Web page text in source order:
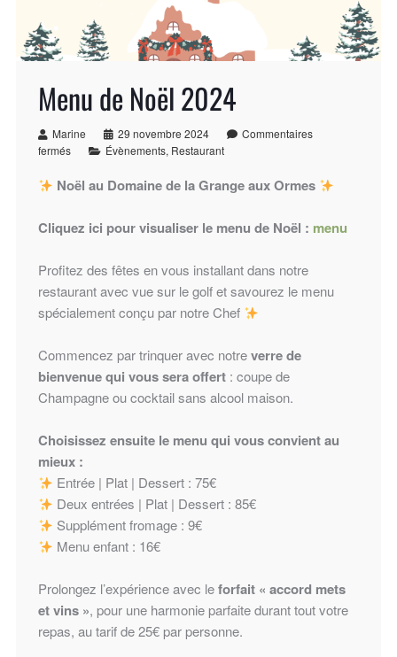
Menu de Noël 2024
Marine 29 novembre 2024
Commentaires
fermés
Évènements, Restaurant
Noël au Domaine de la Grange aux Ormes
Cliquez ici pour visualiser le menu de Noël : menu
Profitez des fêtes en vous installant dans notre
restaurant avec vue sur le golf et savourez le menu
spécialement conçu par notre Chef
Commencez par trinquer avec notreverre de
bienvenue qui vous sera offert: coupe de
Champagne ou cocktail sans alcool maison.
Choisissez ensuite le menu qui vous convient au
mieux :
Entrée | Plat | Dessert : 75€
Deux entrées | Plat | Dessert : 85€
Supplément fromage : 9€
Menu enfant : 16€
Prolongez l’expérience avec leforfait « accord mets
et vins », pour une harmonie parfaite durant tout votre
repas, au tarif de 25€ par personne.